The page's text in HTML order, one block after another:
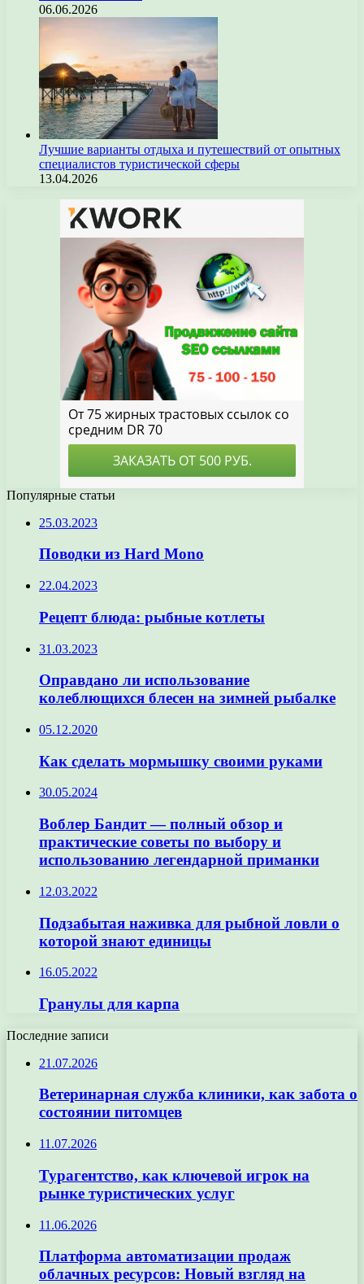
06.06.2026
Лучшие варианты отдыха и путешествий от опытных
специалистов туристической сферы
13.04.2026
Популярные статьи
25.03.2023
Поводки из Hard Mono
22.04.2023
Рецепт блюда: рыбные котлеты
31.03.2023
Оправдано ли использование
колеблющихся блесен на зимней рыбалке
05.12.2020
Как сделать мормышку своими руками
30.05.2024
Воблер Бандит — полный обзор и
практические советы по выбору и
использованию легендарной приманки
12.03.2022
Подзабытая наживка для рыбной ловли о
которой знают единицы
16.05.2022
Гранулы для карпа
Последние записи
21.07.2026
Ветеринарная служба клиники, как забота о
состоянии питомцев
11.07.2026
Турагентство, как ключевой игрок на
рынке туристических услуг
11.06.2026
Платформа автоматизации продаж
облачных ресурсов: Новый взгляд на